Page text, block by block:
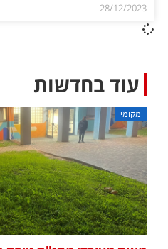
28/12/2023
עוד בחדשות
מקומי